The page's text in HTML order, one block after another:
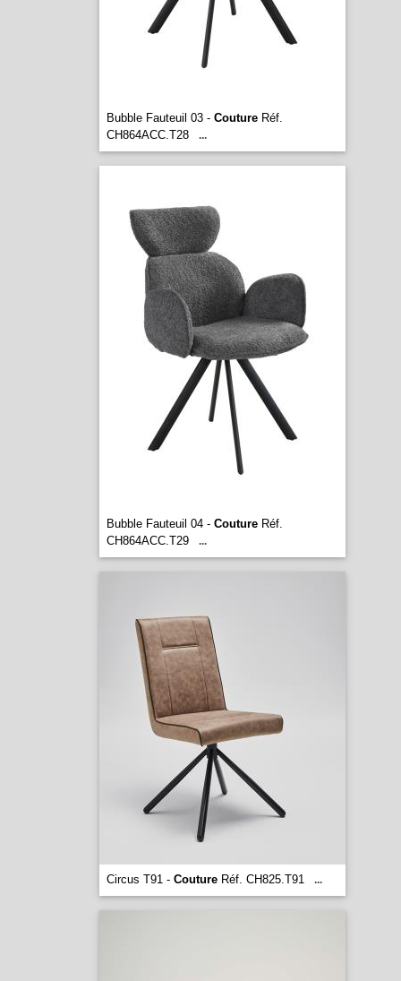
Bubble Fauteuil 03 - CoutureRéf.
CH864ACC.T28
...
Bubble Fauteuil 04 - CoutureRéf.
CH864ACC.T29
...
Circus T91 - CoutureRéf. CH825.T91 ...